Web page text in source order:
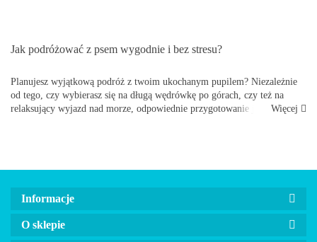
Jak podróżować z psem wygodnie i bez stresu?
Planujesz wyjątkową podróż z twoim ukochanym pupilem? Niezależnie
od tego, czy wybierasz się na długą wędrówkę po górach, czy też na
relaksujący wyjazd nad morze, odpowiednie przygotowanie jest
Więcej
Informacje
O sklepie